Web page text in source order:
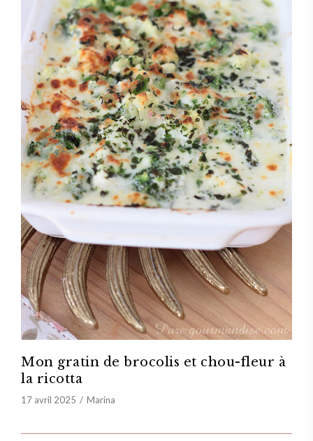
Mon gratin de brocolis et chou-fleur à
la ricotta
17 avril 2025 Marina